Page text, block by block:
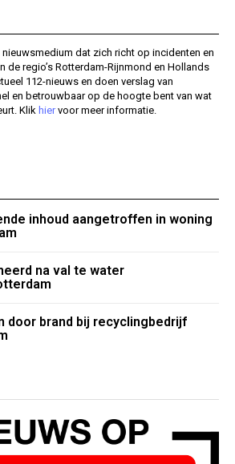
dat zich richt op incidenten en
de regio’s Rotterdam-Rijnmond en Hollands
112-nieuws en doen verslag van
en betrouwbaar op de hoogte bent van wat
Klik hiervoor meer informatie.
inhoud aangetroffen in woning
na val te water
door brand bij recyclingbedrijf